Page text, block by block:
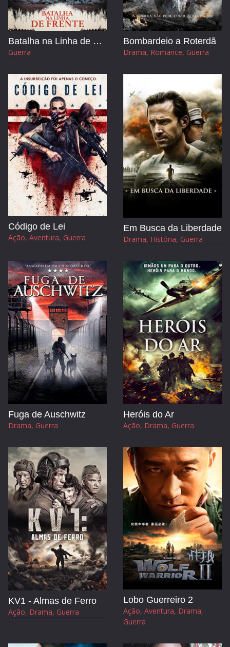
Batalha na Linha de Frente
Guerra
Bombardeio a Roterdã
Drama, Romance, Guerra
Código de Lei
Ação, Aventura, Guerra
Em Busca da Liberdade
Drama, História, Guerra
Fuga de Auschwitz
Drama, Guerra
Heróis do Ar
Ação, Drama, Guerra
KV1 - Almas de Ferro
Ação, Drama, Guerra
Lobo Guerreiro 2
Ação, Aventura, Drama,
Guerra